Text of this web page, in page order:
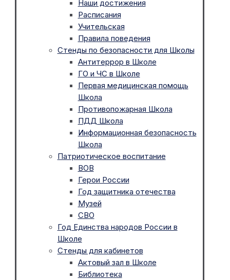
Наши достижения
Расписания
Учительская
Правила поведения
Стенды по безопасности для Школы
Антитеррор в Школе
ГО и ЧС в Школе
Первая медицинская помощь
Школа
Противопожарная Школа
ПДД Школа
Информационная безопасность
Школа
Патриотическое воспитание
ВОВ
Герои России
Год защитника отечества
Музей
СВО
Год Единства народов России в
Школе
Стенды для кабинетов
Актовый зал в Школе
Библиотека